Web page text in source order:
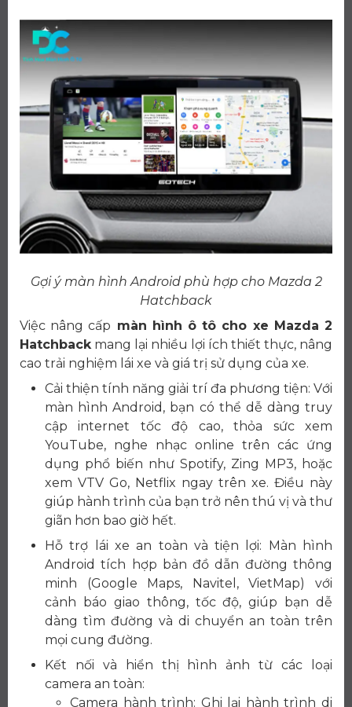
Gợi ý màn hình Android phù hợp cho Mazda 2
Hatchback
Việc nâng cấp màn hình ô tô cho xe Mazda 2
Hatchbackmang lại nhiều lợi ích thiết thực, nâng
cao trải nghiệm lái xe và giá trị sử dụng của xe.
Cải thiện tính năng giải trí đa phương tiện: Với
màn hình Android, bạn có thể dễ dàng truy
cập internet tốc độ cao, thỏa sức xem
YouTube, nghe nhạc online trên các ứng
dụng phổ biến như Spotify, Zing MP3, hoặc
xem VTV Go, Netflix ngay trên xe. Điều này
giúp hành trình của bạn trở nên thú vị và thư
giãn hơn bao giờ hết.
Hỗ trợ lái xe an toàn và tiện lợi: Màn hình
Android tích hợp bản đồ dẫn đường thông
minh (Google Maps, Navitel, VietMap) với
cảnh báo giao thông, tốc độ, giúp bạn dễ
dàng tìm đường và di chuyển an toàn trên
mọi cung đường.
Kết nối và hiển thị hình ảnh từ các loại
camera an toàn:
Camera hành trình: Ghi lại hành trình di